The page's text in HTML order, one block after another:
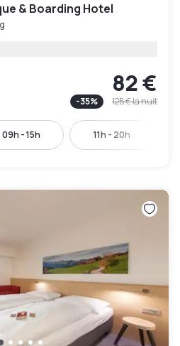
& Boarding Hotel
82 €
-35% 125 €la nuit
09h - 15h 11h - 20h